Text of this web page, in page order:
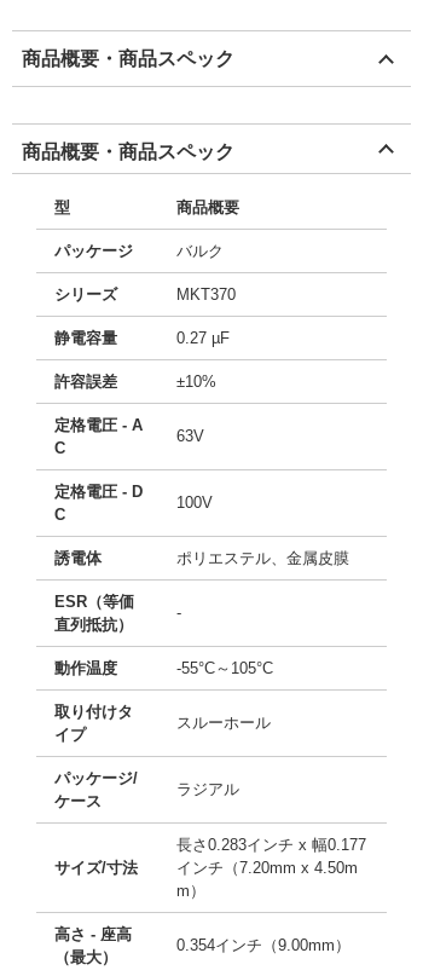
商品概要・商品スペック
商品概要・商品スペック
型 商品概要
パッケージ バルク
シリーズ MKT370
静電容量 0.27 µF
許容誤差 ±10%
定格電圧 - A
C
63V
定格電圧 - D
C
100V
誘電体 ポリエステル、金属皮膜
ESR（等価
直列抵抗）
-
動作温度 -55°C～105°C
取り付けタ
イプ
スルーホール
パッケージ/
ケース
ラジアル
サイズ/寸法
長さ0.283インチ x 幅0.177
インチ（7.20mm x 4.50m
m）
高さ - 座高
（最大）
0.354インチ（9.00mm）